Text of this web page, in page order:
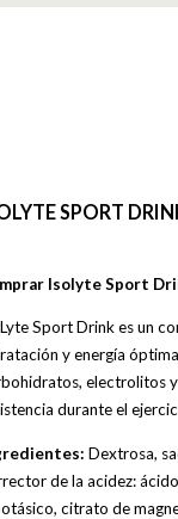
SPORT
Isolyte Sport
Sport Drink es un
y energía
electrolitos
durante el
Dextrosa,
de la acidez:
citrato de